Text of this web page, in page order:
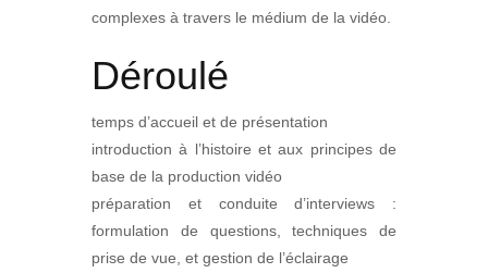
complexes à travers le médium de la vidéo.
Déroulé
temps d’accueil et de présentation
introduction à l’histoire et aux principes de
base de la production vidéo
préparation et conduite d’interviews :
formulation de questions, techniques de
prise de vue, et gestion de l’éclairage